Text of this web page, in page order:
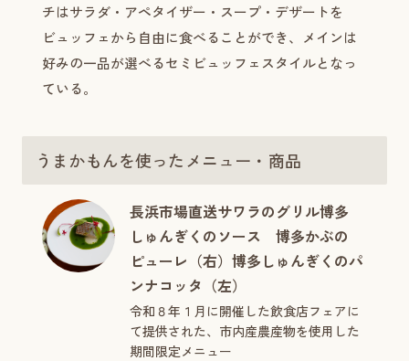
チはサラダ・アペタイザー・スープ・デザートを
ビュッフェから自由に食べることができ、メインは
好みの一品が選べるセミビュッフェスタイルとなっ
ている。
うまかもんを使ったメニュー・商品
長浜市場直送サワラのグリル博多
しゅんぎくのソース 博多かぶの
ピューレ（右）博多しゅんぎくのパ
ンナコッタ（左）
令和８年１月に開催した飲食店フェアに
て提供された、市内産農産物を使用した
期間限定メニュー